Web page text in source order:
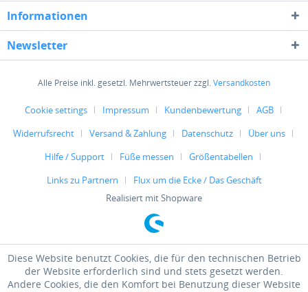
Informationen
Newsletter
Alle Preise inkl. gesetzl. Mehrwertsteuer zzgl.Versandkosten
Cookie settings Impressum Kundenbewertung
AGB
Widerrufsrecht
Versand & Zahlung Datenschutz
Über uns
Hilfe / Support
Füße messen
Größentabellen
Links zu Partnern
Flux um die Ecke / Das Geschäft
Realisiert mit Shopware
Diese Website benutzt Cookies, die für den technischen Betrieb
der Website erforderlich sind und stets gesetzt werden.
Andere Cookies, die den Komfort bei Benutzung dieser Website